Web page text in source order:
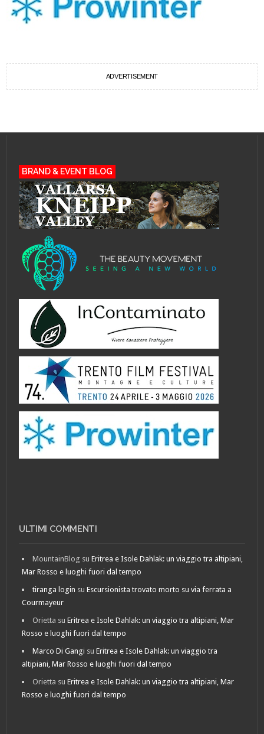
ADVERTISEMENT
BRAND & EVENT BLOG
ULTIMI COMMENTI
MountainBlog suEritrea e Isole Dahlak: un viaggio tra altipiani,
Mar Rosso e luoghi fuori dal tempo
tiranga login suEscursionista trovato morto su via ferrata a
Courmayeur
Orietta suEritrea e Isole Dahlak: un viaggio tra altipiani, Mar
Rosso e luoghi fuori dal tempo
Marco Di Gangi suEritrea e Isole Dahlak: un viaggio tra
altipiani, Mar Rosso e luoghi fuori dal tempo
Orietta suEritrea e Isole Dahlak: un viaggio tra altipiani, Mar
Rosso e luoghi fuori dal tempo